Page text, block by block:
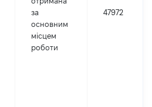
за
основним
місцем
роботи
47972